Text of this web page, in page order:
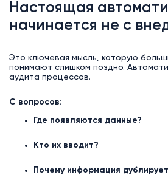
Настоящая
начинается не с
Это ключевая мысль, которую
понимают слишком поздно.
аудита процессов.
С вопросов:
Где появляются данные?
Кто их вводит?
Почему информация